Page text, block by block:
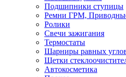
Подшипники ступицы
Ремни ГРМ,
Ролики
Свечи зажигания
Термостаты
Шарниры равных
Щетки
Автокосметика